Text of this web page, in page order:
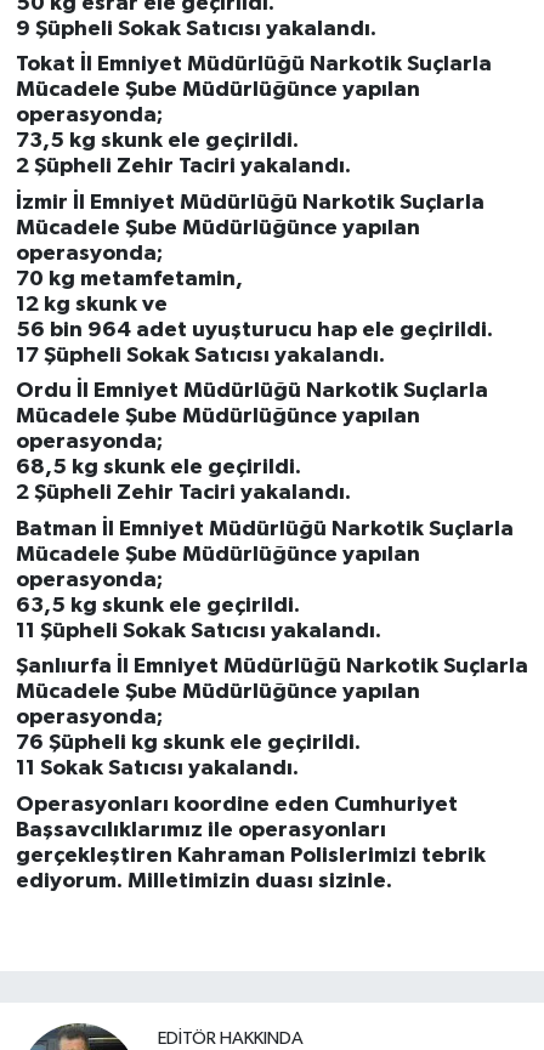
9 Şüpheli Sokak Satıcısı yakalandı.
Tokat İl Emniyet Müdürlüğü Narkotik Suçlarla
Mücadele Şube Müdürlüğünce yapılan
operasyonda;
73,5 kg skunk ele geçirildi.
2 Şüpheli Zehir Taciri yakalandı.
İzmir İl Emniyet Müdürlüğü Narkotik Suçlarla
Mücadele Şube Müdürlüğünce yapılan
operasyonda;
70 kg metamfetamin,
12 kg skunk ve
56 bin 964 adet uyuşturucu hap ele geçirildi.
17 Şüpheli Sokak Satıcısı yakalandı.
Ordu İl Emniyet Müdürlüğü Narkotik Suçlarla
Mücadele Şube Müdürlüğünce yapılan
operasyonda;
68,5 kg skunk ele geçirildi.
2 Şüpheli Zehir Taciri yakalandı.
Batman İl Emniyet Müdürlüğü Narkotik Suçlarla
Mücadele Şube Müdürlüğünce yapılan
operasyonda;
63,5 kg skunk ele geçirildi.
11 Şüpheli Sokak Satıcısı yakalandı.
Şanlıurfa İl Emniyet Müdürlüğü Narkotik Suçlarla
Mücadele Şube Müdürlüğünce yapılan
operasyonda;
76 Şüpheli kg skunk ele geçirildi.
11 Sokak Satıcısı yakalandı.
Operasyonları koordine eden Cumhuriyet
Başsavcılıklarımız ile operasyonları
gerçekleştiren Kahraman Polislerimizi tebrik
ediyorum. Milletimizin duası sizinle.
EDITÖR HAKKINDA